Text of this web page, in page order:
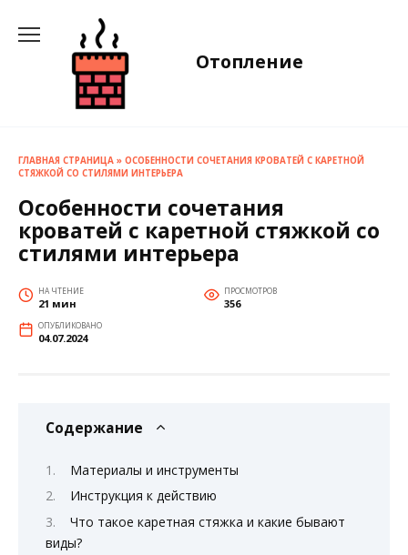
содержанию
Отопление
ГЛАВНАЯ СТРАНИЦА » ОСОБЕННОСТИ СОЧЕТАНИЯ КРОВАТЕЙ С КАРЕТНОЙ
СТЯЖКОЙ СО СТИЛЯМИ ИНТЕРЬЕРА
Особенности сочетания
кроватей с каретной стяжкой со
стилями интерьера
НА ЧТЕНИЕ
21 мин
ПРОСМОТРОВ
356
ОПУБЛИКОВАНО
04.07.2024
Содержание
Материалы и инструменты
Инструкция к действию
Что такое каретная стяжка и какие бывают
виды?